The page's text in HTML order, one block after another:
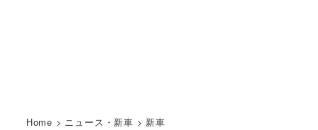
Home > ニュース・新車 > 新車